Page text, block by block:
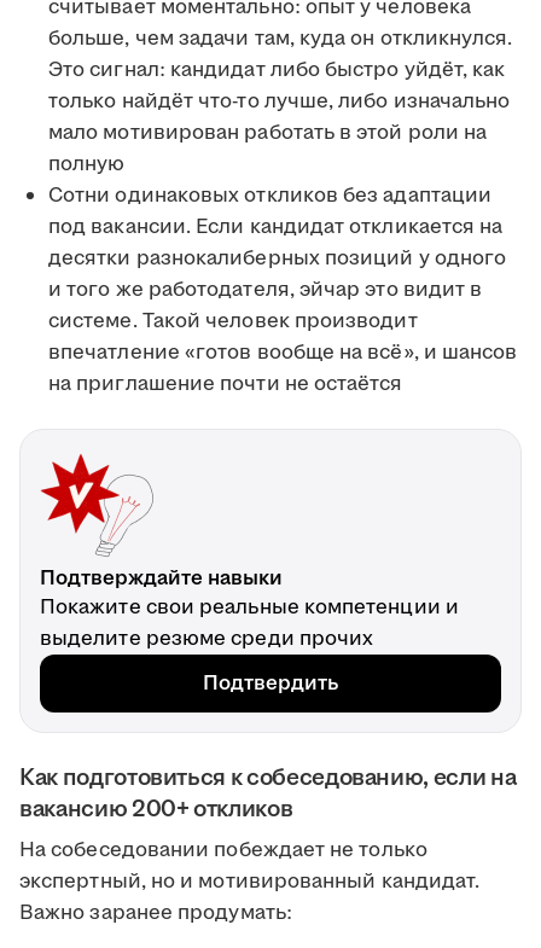
считывает моментально: опыт у человека
больше, чем задачи там, куда он откликнулся.
Это сигнал: кандидат либо быстро уйдёт, как
только найдёт что-то лучше, либо изначально
мало мотивирован работать в этой роли на
полную
Сотни одинаковых откликов без адаптации
под вакансии. Если кандидат откликается на
десятки разнокалиберных позиций у одного
и того же работодателя, эйчар это видит в
системе. Такой человек производит
впечатление «готов вообще на всё», и шансов
на приглашение почти не остаётся
Подтверждайте навыки
Покажите свои реальные компетенции и
выделите резюме среди прочих
Подтвердить
Как подготовиться к собеседованию, если на
вакансию 200+ откликов
На собеседовании побеждает не только
экспертный, но и мотивированный кандидат.
Важно заранее продумать: